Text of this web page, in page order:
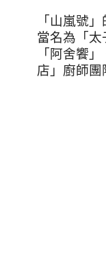
「山嵐號
當名為「太
「阿舍饗
店」廚師團